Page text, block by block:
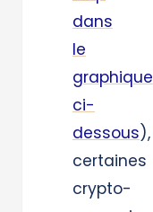
dans
le
graphique
ci-
dessous),
certaines
crypto-